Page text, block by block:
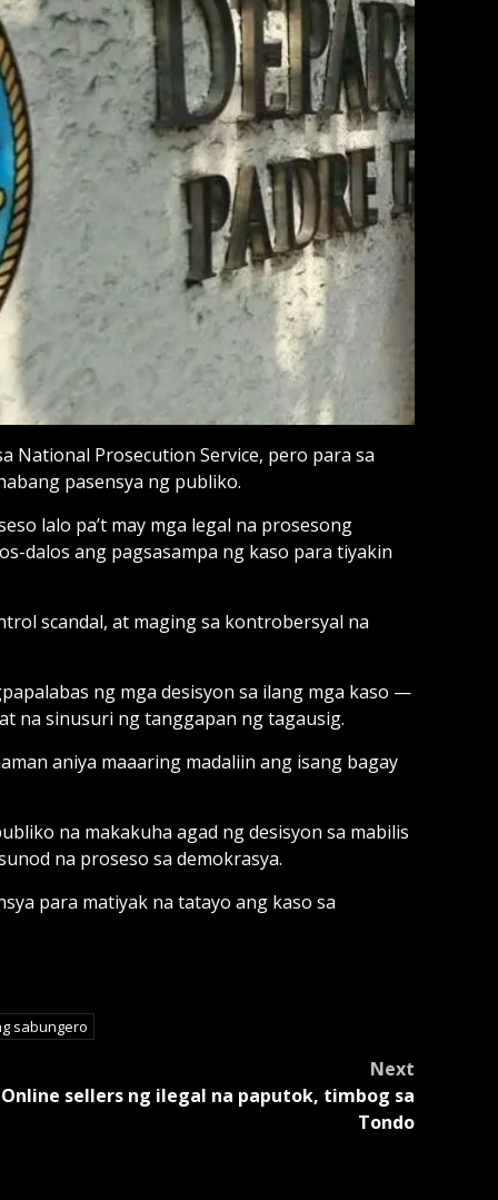
National Prosecution Service, pero para sa
pasensya ng publiko.
lalo pa’t may mga legal na prosesong
dalos ang pagsasampa ng kaso para tiyakin
scandal, at maging sa kontrobersyal na
ng mga desisyon sa ilang mga kaso —
na sinusuri ng tanggapan ng tagausig.
aniya maaaring madaliin ang isang bagay
na makakuha agad ng desisyon sa mabilis
na proseso sa demokrasya.
para matiyak na tatayo ang kaso sa
sabungero
Next
Online sellers ng ilegal na paputok, timbog sa
Tondo